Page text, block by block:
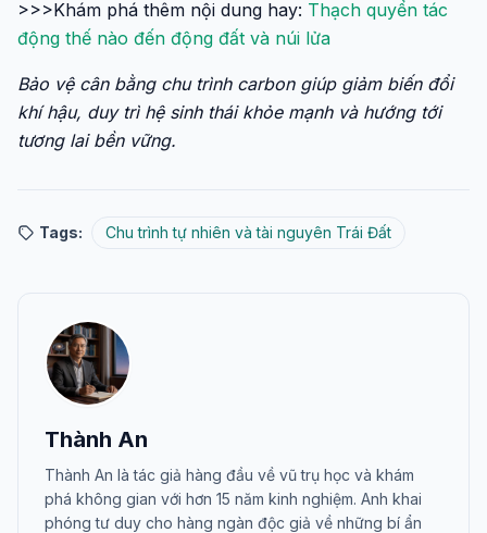
>>>Khám phá thêm nội dung hay: Thạch quyển tác
động thế nào đến động đất và núi lửa
Bảo vệ cân bằng chu trình carbon giúp giảm biến đổi
khí hậu, duy trì hệ sinh thái khỏe mạnh và hướng tới
tương lai bền vững.
Tags: Chu trình tự nhiên và tài nguyên Trái Đất
Thành An
Thành An là tác giả hàng đầu về vũ trụ học và khám
phá không gian với hơn 15 năm kinh nghiệm. Anh khai
phóng tư duy cho hàng ngàn độc giả về những bí ẩn